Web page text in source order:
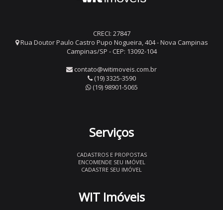
CRECI: 27847
Rua Doutor Paulo Castro Pupo Nogueira, 404 - Nova Campinas
Campinas/SP - CEP: 13092-104
contato@witimoveis.com.br
(19) 3325-3590
(19) 98901-5065
Serviços
CADASTROS E PROPOSTAS
ENCOMENDE SEU IMÓVEL
CADASTRE SEU IMÓVEL
WIT Imóveis